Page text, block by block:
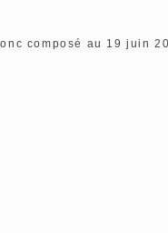
composé au 19 juin